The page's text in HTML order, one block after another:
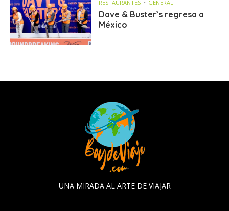
RESTAURANTES GENERAL
Dave & Buster’s regresa a
México
UNA MIRADA AL ARTE DE VIAJAR